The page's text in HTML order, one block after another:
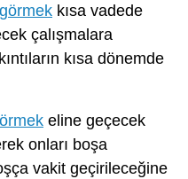
görmek kısa vadede
çalışmalara
kısa dönemde
eline geçecek
onları boşa
vakit geçirileceğine